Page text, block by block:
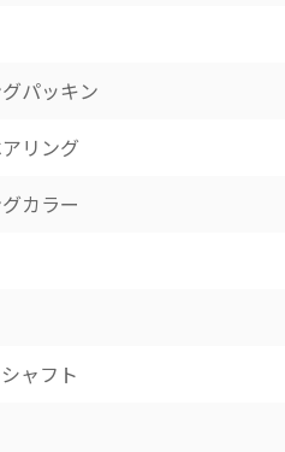
パッキン
リング
カラー
ャフト